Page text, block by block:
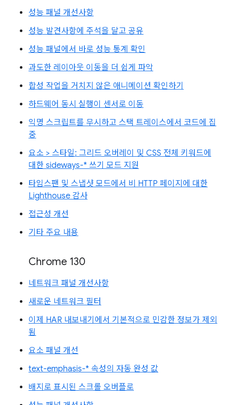
성능 패널 개선사항
성능 발견사항에 주석을 달고 공유
성능 패널에서 바로 성능 통계 확인
과도한 레이아웃 이동을 더 쉽게 파악
합성 작업을 거치지 않은 애니메이션 확인하기
하드웨어 동시 실행이 센서로 이동
익명 스크립트를 무시하고 스택 트레이스에서 코드에 집
중
요소 > 스타일: 그리드 오버레이 및 CSS 전체 키워드에
대한 sideways-* 쓰기 모드 지원
타임스팬 및 스냅샷 모드에서 비 HTTP 페이지에 대한
Lighthouse 감사
접근성 개선
기타 주요 내용
Chrome 130
네트워크 패널 개선사항
새로운 네트워크 필터
이제 HAR 내보내기에서 기본적으로 민감한 정보가 제외
됨
요소 패널 개선
text-emphasis-* 속성의 자동 완성 값
배지로 표시된 스크롤 오버플로